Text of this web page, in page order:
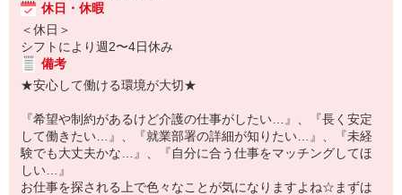
休日・休暇
＜休日＞
シフトにより週2〜4日休み
備考
★安心して働ける環境が大切★
『希望や制約があるけど介護の仕事がしたい…』、『長く安定
して働きたい…』、『就業部署の詳細が知りたい…』、『未経
験でも大丈夫かな…』、『自分に合う仕事をマッチングしてほ
しい…』
お仕事を探される上で色々なことが気になりますよね☆まずは